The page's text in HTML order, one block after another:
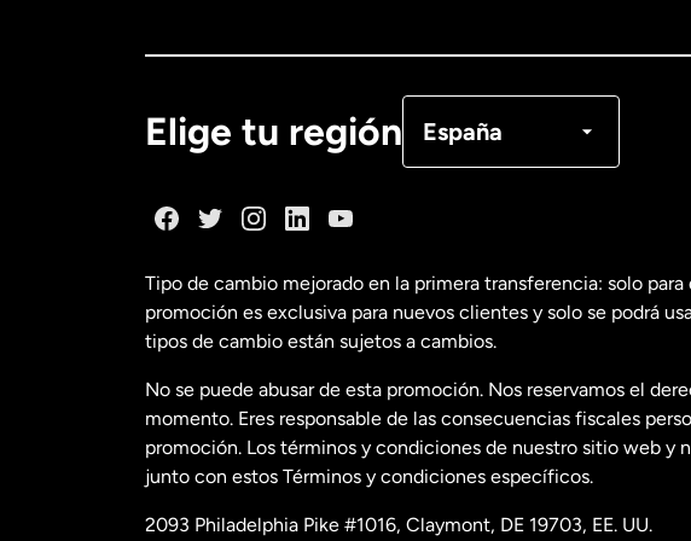
Elige tu región España
Estados Unidos English
Estados Unidos Español
Francia
Tipo de cambio mejorado en la primera transferencia: solo
promoción es exclusiva para nuevos clientes y solo se podrá
tipos de cambio están sujetos a cambios.
No se puede abusar de esta promoción. Nos reservamos el
momento. Eres responsable de las consecuencias fiscales
promoción. Los términos y condiciones de nuestro sitio web y
junto con estos Términos y condiciones específicos.
2093 Philadelphia Pike #1016, Claymont, DE 19703, EE. UU.